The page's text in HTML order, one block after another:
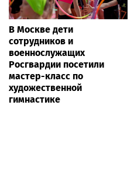
В Москве дети
сотрудников и
военнослужащих
Росгвардии посетили
мастер-класс по
художественной
гимнастике